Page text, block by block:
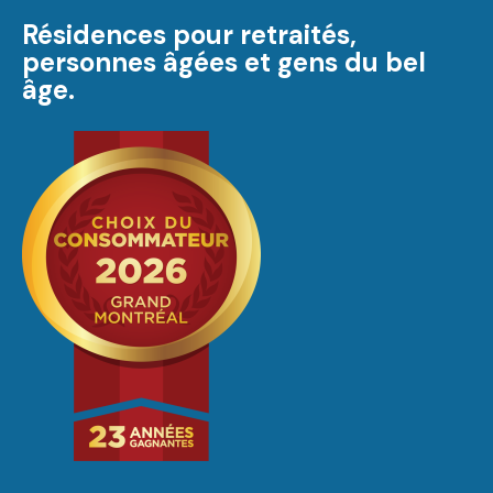
Résidences pour retraités,
personnes âgées et gens du bel
âge.